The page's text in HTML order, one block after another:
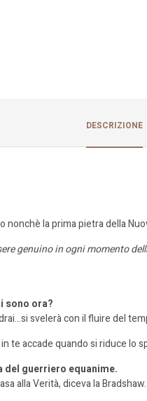
DESCRIZIONE
la prima pietra della
genuino in ogni momento
sono ora?
svelerà con il fluire del
te accade quando si riduce
guerriero equanime.
alla Verità, diceva la Bradshaw.